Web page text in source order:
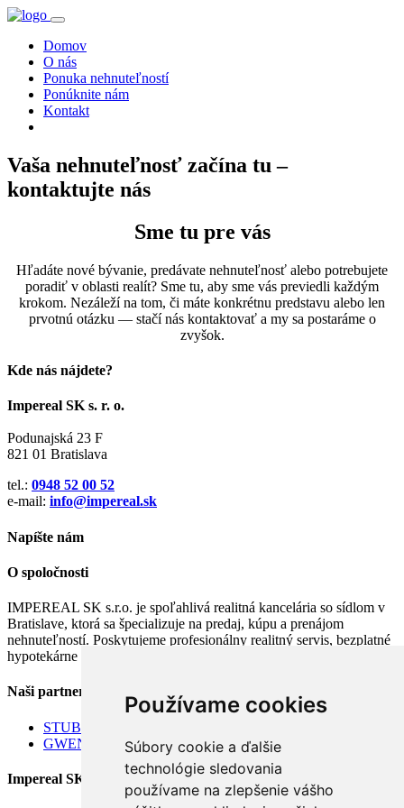
Používame cookies
Súbory cookie a ďalšie
technológie sledovania
používame na zlepšenie vášho
Domov
O nás
Ponuka nehnuteľností
Ponúknite nám
Kontakt
Vaša nehnuteľnosť začína tu –
kontaktujte nás
Sme tu pre vás
Hľadáte nové bývanie, predávate nehnuteľnosť alebo potrebujete
poradiť v oblasti realít? Sme tu, aby sme vás previedli každým
krokom. Nezáleží na tom, či máte konkrétnu predstavu alebo len
prvotnú otázku — stačí nás kontaktovať a my sa postaráme o
zvyšok.
Kde nás nájdete?
Impereal SK s. r. o.
Podunajská 23 F
821 01 Bratislava
tel.: 0948 52 00 52
e-mail: info@impereal.sk
Napíšte nám
O spoločnosti
IMPEREAL SK s.r.o. je spoľahlivá realitná kancelária so sídlom v
Bratislave, ktorá sa špecializuje na predaj, kúpu a prenájom
nehnuteľností. Poskytujeme profesionálny realitný servis, bezplatné
hypotekárne poradenstvo a kompletné právne služby.
Naši partneri
STUBAU rekonštrukcie bytov
GWENT Accounting
Impereal SK s. r. o.